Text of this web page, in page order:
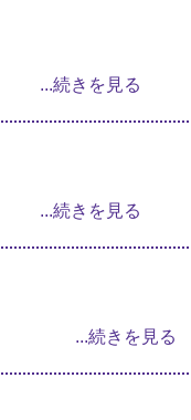
...続きを見る
...続きを見る
...続きを見る